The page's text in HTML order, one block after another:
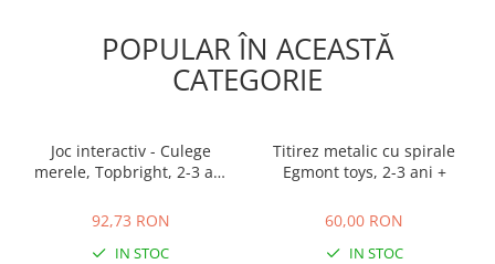
POPULAR ÎN ACEASTĂ
CATEGORIE
Joc interactiv - Culege
merele, Topbright, 2-3 ani
92,73 RON
IN STOC
Titirez metalic cu spirale
Egmont toys, 2-3 ani +
60,00 RON
IN STOC